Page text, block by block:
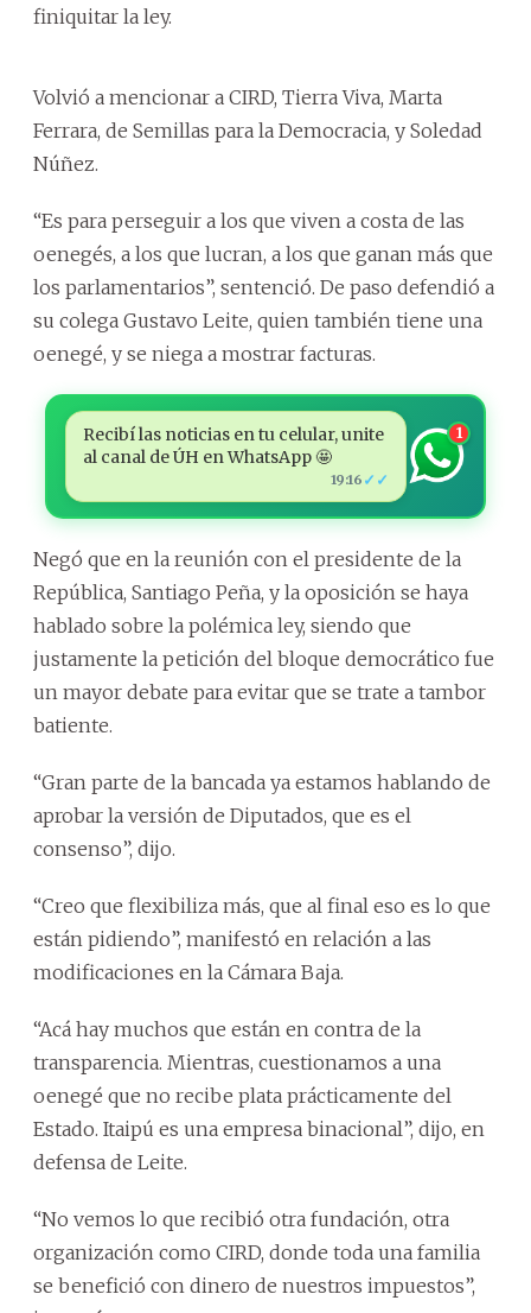
finiquitar la ley.
Volvió a mencionar a CIRD, Tierra Viva, Marta
Ferrara, de Semillas para la Democracia, y Soledad
Núñez.
“Es para perseguir a los que viven a costa de las
oenegés, a los que lucran, a los que ganan más que
los parlamentarios”, sentenció. De paso defendió a
su colega Gustavo Leite, quien también tiene una
oenegé, y se niega a mostrar facturas.
Recibí las noticias en tu celular, unite
al canal de ÚH en WhatsApp 🤩
19:16 ✓✓
1
Negó que en la reunión con el presidente de la
República, Santiago Peña, y la oposición se haya
hablado sobre la polémica ley, siendo que
justamente la petición del bloque democrático fue
un mayor debate para evitar que se trate a tambor
batiente.
“Gran parte de la bancada ya estamos hablando de
aprobar la versión de Diputados, que es el
consenso”, dijo.
“Creo que flexibiliza más, que al final eso es lo que
están pidiendo”, manifestó en relación a las
modificaciones en la Cámara Baja.
“Acá hay muchos que están en contra de la
transparencia. Mientras, cuestionamos a una
oenegé que no recibe plata prácticamente del
Estado. Itaipú es una empresa binacional”, dijo, en
defensa de Leite.
“No vemos lo que recibió otra fundación, otra
organización como CIRD, donde toda una familia
se benefició con dinero de nuestros impuestos”,